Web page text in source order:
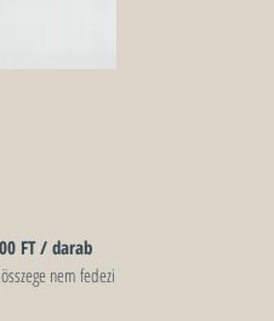
FT / darab
nem fedezi